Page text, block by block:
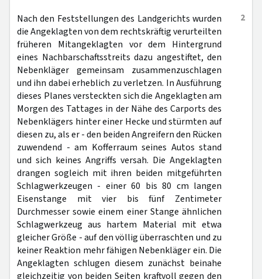
2
Nach den Feststellungen des Landgerichts wurden
die Angeklagten von dem rechtskräftig verurteilten
früheren Mitangeklagten vor dem Hintergrund
eines Nachbarschaftsstreits dazu angestiftet, den
Nebenkläger gemeinsam zusammenzuschlagen
und ihn dabei erheblich zu verletzen. In Ausführung
dieses Planes versteckten sich die Angeklagten am
Morgen des Tattages in der Nähe des Carports des
Nebenklägers hinter einer Hecke und stürmten auf
diesen zu, als er - den beiden Angreifern den Rücken
zuwendend - am Kofferraum seines Autos stand
und sich keines Angriffs versah. Die Angeklagten
drangen sogleich mit ihren beiden mitgeführten
Schlagwerkzeugen - einer 60 bis 80 cm langen
Eisenstange mit vier bis fünf Zentimeter
Durchmesser sowie einem einer Stange ähnlichen
Schlagwerkzeug aus hartem Material mit etwa
gleicher Größe - auf den völlig überraschten und zu
keiner Reaktion mehr fähigen Nebenkläger ein. Die
Angeklagten schlugen diesem zunächst beinahe
gleichzeitig von beiden Seiten kraftvoll gegen den